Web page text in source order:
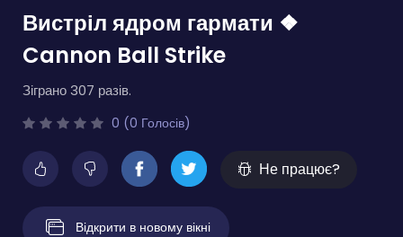
Вистріл ядром гармати ❖
Cannon Ball Strike
Зіграно 307 разів.
0 (0 Голосів)
Не працює?
Відкрити в новому вікні